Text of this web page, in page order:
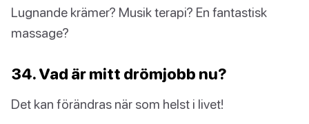
Lugnande krämer? Musik terapi? En fantastisk
massage?
34. Vad är mitt drömjobb nu?
Det kan förändras när som helst i livet!